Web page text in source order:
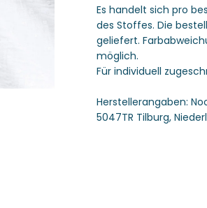
gestickt
gestickt
weiß
Es handelt sich pro
des Stoffes. Die
geliefert.
möglich.
Für individuell
Herstellerangaben:
5047TR Tilburg,